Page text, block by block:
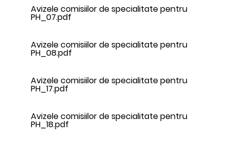
Avizele comisiilor de specialitate pentru
PH_07.pdf
Avizele comisiilor de specialitate pentru
PH_08.pdf
Avizele comisiilor de specialitate pentru
PH_17.pdf
Avizele comisiilor de specialitate pentru
PH_18.pdf